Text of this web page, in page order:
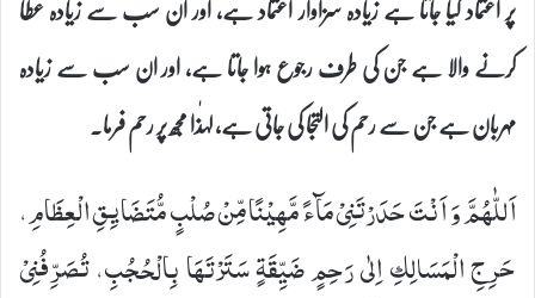
کرنے والا ہے جن کی طرف رجوع ہوا جاتا ہے، اور ان سب سے زیادہ
مہربان ہے جن سے رحم کی التجا کی جاتی ہے، لہٰذا مجھ پر رحم فرما۔
اَللّٰهُمَّ وَ اَنْتَ حَدَرْتَنِیْ مَآءً مَّهِیْنًا مِّنْ صُلْبٍ مُّتَضَایِقِ الْعِظَامِ،
حَرِجِ الْمَسَالِكِ اِلٰى رَحِمٍ ضَیِّقَةٍ سَتَرْتَهَا بِالْحُجُبِ، تُصَرِّفُنِیْ